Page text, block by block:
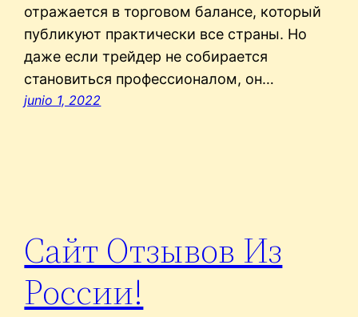
отражается в торговом балансе, который
публикуют практически все страны. Но
даже если трейдер не собирается
становиться профессионалом, он…
junio 1, 2022
Сайт Отзывов Из
России!